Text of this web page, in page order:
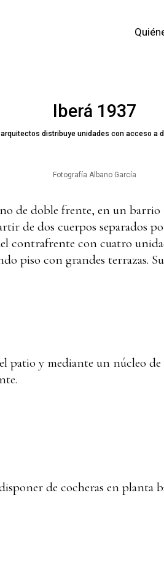
Iberá 1937
arquitectos distribuye unidades con acceso a
Fotografía Albano García
de doble frente, en un barrio
de dos cuerpos separados
contrafrente con cuatro
piso con grandes terrazas.
patio y mediante un núcleo
de cocheras en planta